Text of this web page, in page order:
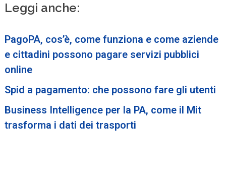
Leggi anche:
PagoPA, cos’è, come funziona e come aziende
e cittadini possono pagare servizi pubblici
online
Spid a pagamento: che possono fare gli utenti
Business Intelligence per la PA, come il Mit
trasforma i dati dei trasporti